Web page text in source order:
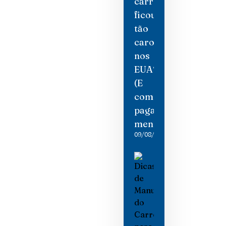
ficou
tão
caro
nos
EUA?
(E
como
pagar
menos)
09/08/2026